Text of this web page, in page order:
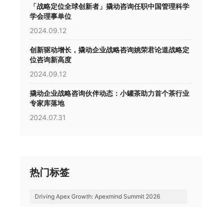
「战略定位全球创新者」撬动咨询任职中国管理科学
学会理事单位
2024.09.12
创新驱动增长，撬动企业战略咨询姚荣君论道战略定
位咨询新高度
2024.09.12
撬动企业战略咨询伙伴动态：小罐茶助力首个茶行业
专家库落地
2024.07.31
热门标签
Driving Apex Growth: Apexmind Summit 2026